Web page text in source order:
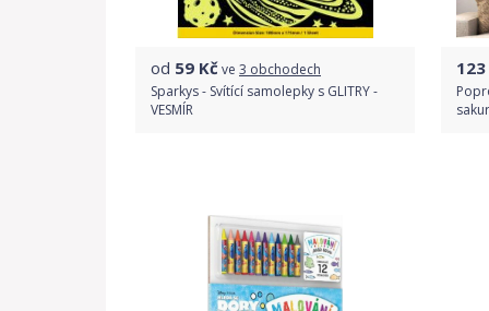
od 59 Kčve 3 obchodech
Sparkys - Svítící samolepky s GLITRY -
VESMÍR
123